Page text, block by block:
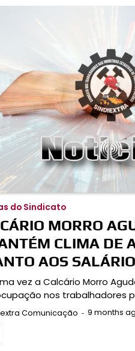
do Sindicato
MORRO
CLIMA DE
AOS
vez a Calcário Morro
nos trabalhadores
Comunicação 9 months